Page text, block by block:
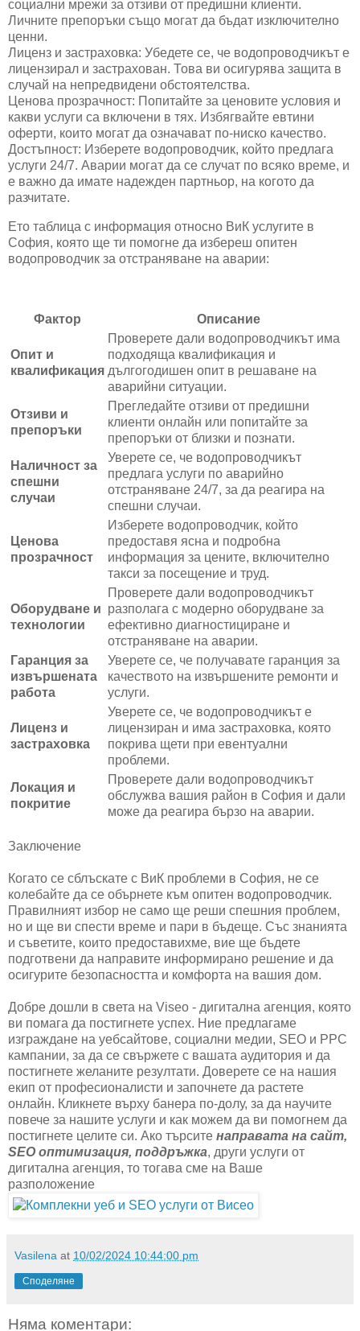
социални мрежи за отзиви от предишни клиенти.
Личните препоръки също могат да бъдат изключително
ценни.
Лиценз и застраховка: Убедете се, че водопроводчикът е
лицензирал и застрахован. Това ви осигурява защита в
случай на непредвидени обстоятелства.
Ценова прозрачност: Попитайте за ценовите условия и
какви услуги са включени в тях. Избягвайте евтини
оферти, които могат да означават по-ниско качество.
Достъпност: Изберете водопроводчик, който предлага
услуги 24/7. Аварии могат да се случат по всяко време, и
е важно да имате надежден партньор, на когото да
разчитате.
Ето таблица с информация относно ВиК услугите в
София, която ще ти помогне да избереш опитен
водопроводчик за отстраняване на аварии:
Фактор Описание
Опит и
квалификация
Проверете дали водопроводчикът има
подходяща квалификация и
дългогодишен опит в решаване на
аварийни ситуации.
Отзиви и
препоръки
Прегледайте отзиви от предишни
клиенти онлайн или попитайте за
препоръки от близки и познати.
Наличност за
спешни
случаи
Уверете се, че водопроводчикът
предлага услуги по аварийно
отстраняване 24/7, за да реагира на
спешни случаи.
Ценова
прозрачност
Изберете водопроводчик, който
предоставя ясна и подробна
информация за цените, включително
такси за посещение и труд.
Оборудване и
технологии
Проверете дали водопроводчикът
разполага с модерно оборудване за
ефективно диагностициране и
отстраняване на аварии.
Гаранция за
извършената
работа
Уверете се, че получавате гаранция за
качеството на извършените ремонти и
услуги.
Лиценз и
застраховка
Уверете се, че водопроводчикът е
лицензиран и има застраховка, която
покрива щети при евентуални
проблеми.
Локация и
покритие
Проверете дали водопроводчикът
обслужва вашия район в София и дали
може да реагира бързо на аварии.
Заключение
Когато се сблъскате с ВиК проблеми в София, не се
колебайте да се обърнете към опитен водопроводчик.
Правилният избор не само ще реши спешния проблем,
но и ще ви спести време и пари в бъдеще. Със знанията
и съветите, които предоставихме, вие ще бъдете
подготвени да направите информирано решение и да
осигурите безопасността и комфорта на вашия дом.
Добре дошли в света на Viseo - дигитална агенция, която
ви помага да постигнете успех. Ние предлагаме
изграждане на уебсайтове, социални медии, SEO и PPC
кампании, за да се свържете с вашата аудитория и да
постигнете желаните резултати. Доверете се на нашия
екип от професионалисти и започнете да растете
онлайн. Кликнете върху банера по-долу, за да научите
повече за нашите услуги и как можем да ви помогнем да
постигнете целите си. Ако търсите направата на сайт,
SEO оптимизация, поддръжка, други услуги от
дигитална агенция, то тогава сме на Ваше
разположение
Vasilena at 10/02/2024 10:44:00 pm
Споделяне
Няма коментари: